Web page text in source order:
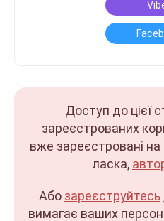
Доступ до цієї
зареєстрованих
вже зареєстровані
ласка,
Або зареєструйтесь
вимагає ваших